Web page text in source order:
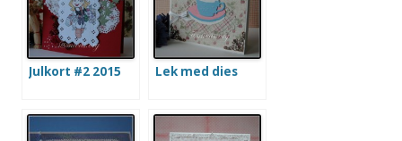
Julkort #2 2015 Lek med dies